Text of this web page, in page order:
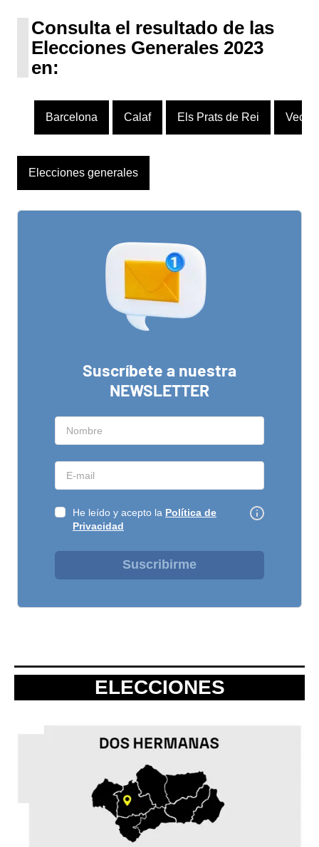
Consulta el resultado de las
Elecciones Generales 2023
en:
Barcelona Calaf Els Prats de Rei
Elecciones generales
Suscríbete a nuestra
NEWSLETTER
He leído y acepto la Política de
Privacidad
Suscribirme
ELECCIONES